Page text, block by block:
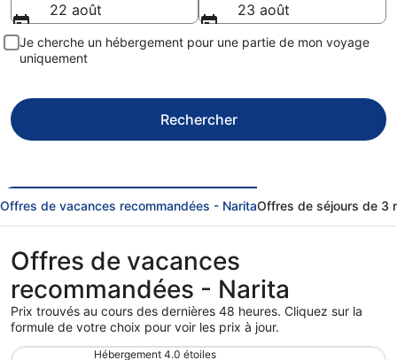
22 août
23 août
Je cherche un hébergement pour une partie de mon voyage
uniquement
Rechercher
Offres de vacances recommandées - NaritaOffres de séjours de 3
Offres de vacances
recommandées - Narita
Prix trouvés au cours des dernières 48 heures. Cliquez sur la
formule de votre choix pour voir les prix à jour.
Hébergement 4.0 étoiles